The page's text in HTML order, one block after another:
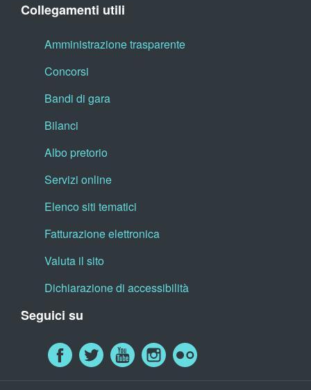
Collegamenti utili
Amministrazione trasparente
Concorsi
Bandi di gara
Bilanci
Albo pretorio
Servizi online
Elenco siti tematici
Fatturazione elettronica
Valuta il sito
Dichiarazione di accessibilità
Seguici su